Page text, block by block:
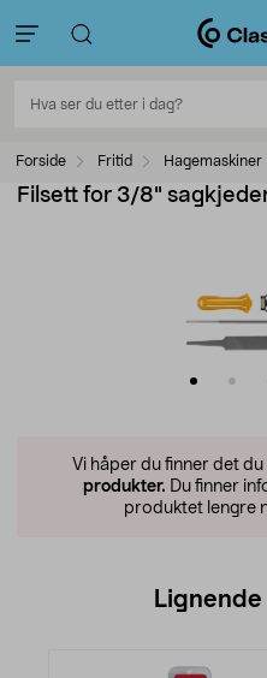
Forside Fritid Hagemaskiner
Filsett for 3/8"
Vi håper du finner det
produkter. Du finner
produktet lengre